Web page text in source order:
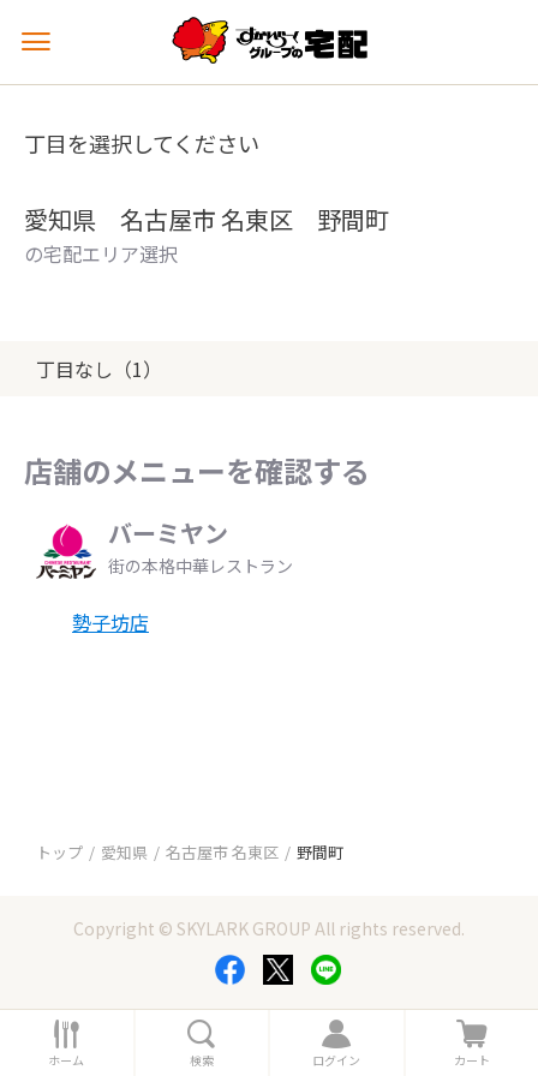
メ
ュ
を
丁目を選択してください
愛知県 名古屋市 名東区 野間町
の宅配エリア選択
丁目なし（1）
店舗のメニューを確認する
バーミヤン
街の本格中華レストラン
勢子坊店
トップ 愛知県 名古屋市 名東区 野間町
Copyright © SKYLARK GROUP All rights reserved.
ホ
ー
ホーム 索
検索
ロ
グ
ログイン
カ
ー
カート